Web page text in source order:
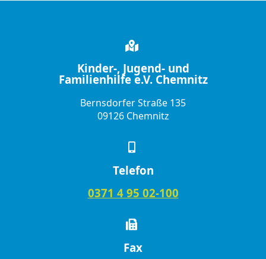
Kinder-, Jugend- und
Familienhilfe e.V. Chemnitz
Bernsdorfer Straße 135
09126 Chemnitz
Telefon
0371 4 95 02-100
Fax